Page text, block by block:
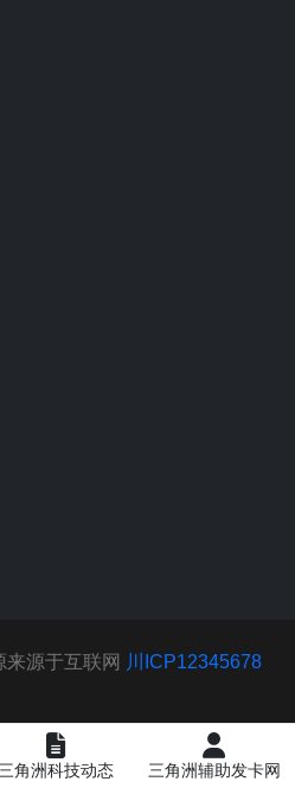
源于互联网 川ICP12345678
三角洲科技动态 三角洲辅助发卡网